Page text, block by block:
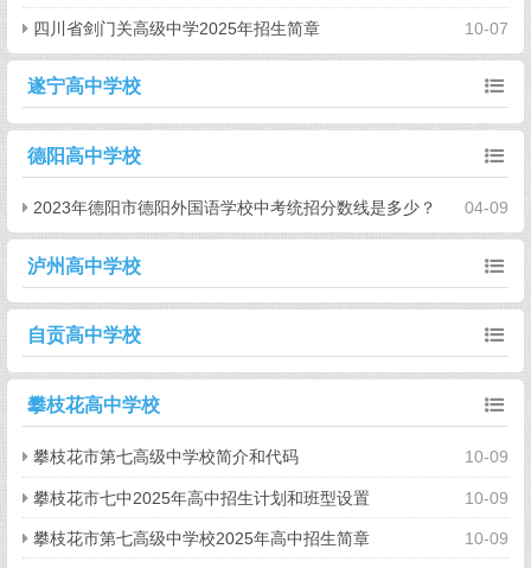
生招生简章 10-07
四川省剑门关高级中学2025年招生简章
遂宁高中学校
德阳高中学校
04-09
2023年德阳市德阳外国语学校中考统招分数线是多少？
泸州高中学校
自贡高中学校
攀枝花高中学校
10-09
攀枝花市第七高级中学校简介和代码
10-09
攀枝花市七中2025年高中招生计划和班型设置
10-09
攀枝花市第七高级中学校2025年高中招生简章